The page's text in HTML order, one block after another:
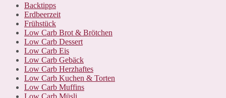
Backtipps
Erdbeerzeit
Frühstück
Low Carb Brot & Brötchen
Low Carb Dessert
Low Carb Eis
Low Carb Gebäck
Low Carb Herzhaftes
Low Carb Kuchen & Torten
Low Carb Muffins
Low Carb Müsli